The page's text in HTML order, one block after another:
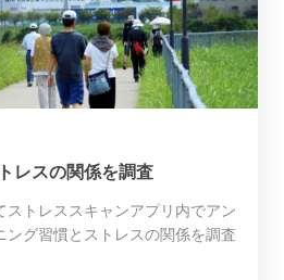
レスの関係を調査
ストレススキャンアプリ内でアン
ング習慣とストレスの関係を調査